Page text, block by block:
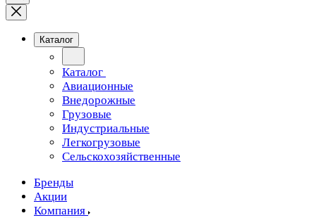
Каталог
Каталог
Авиационные
Внедорожные
Грузовые
Индустриальные
Легкогрузовые
Сельскохозяйственные
Бренды
Акции
Компания